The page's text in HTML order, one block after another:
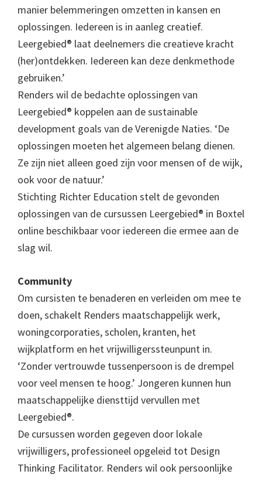
manier belemmeringen omzetten in kansen en
oplossingen. Iedereen is in aanleg creatief.
Leergebied® laat deelnemers die creatieve kracht
(her)ontdekken. Iedereen kan deze denkmethode
gebruiken.’
Renders wil de bedachte oplossingen van
Leergebied® koppelen aan de sustainable
development goals van de Verenigde Naties. ‘De
oplossingen moeten het algemeen belang dienen.
Ze zijn niet alleen goed zijn voor mensen of de wijk,
ook voor de natuur.’
Stichting Richter Education stelt de gevonden
oplossingen van de cursussen Leergebied® in Boxtel
online beschikbaar voor iedereen die ermee aan de
slag wil.
Community
Om cursisten te benaderen en verleiden om mee te
doen, schakelt Renders maatschappelijk werk,
woningcorporaties, scholen, kranten, het
wijkplatform en het vrijwilligerssteunpunt in.
‘Zonder vertrouwde tussenpersoon is de drempel
voor veel mensen te hoog.’ Jongeren kunnen hun
maatschappelijke diensttijd vervullen met
Leergebied®.
De cursussen worden gegeven door lokale
vrijwilligers, professioneel opgeleid tot Design
Thinking Facilitator. Renders wil ook persoonlijke